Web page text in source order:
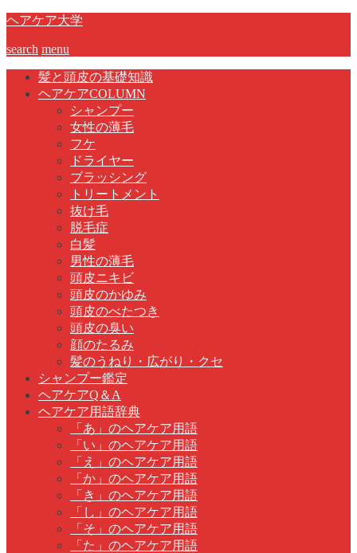
ヘアケア大学
search menu
髪と頭皮の基礎知識
ヘアケアCOLUMN
シャンプー
女性の薄毛
フケ
ドライヤー
ブラッシング
トリートメント
抜け毛
脱毛症
白髪
男性の薄毛
頭皮ニキビ
頭皮のかゆみ
頭皮のべたつき
頭皮の臭い
顔のたるみ
髪のうねり・広がり・クセ
シャンプー鑑定
ヘアケアQ＆A
ヘアケア用語辞典
「あ」のヘアケア用語
「い」のヘアケア用語
「え」のヘアケア用語
「か」のヘアケア用語
「き」のヘアケア用語
「し」のヘアケア用語
「そ」のヘアケア用語
「た」のヘアケア用語